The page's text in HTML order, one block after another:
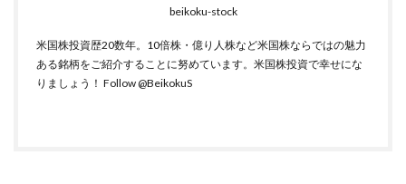
beikoku-stock
米国株投資歴20数年。10倍株・億り人株など米国株ならではの魅力
ある銘柄をご紹介することに努めています。米国株投資で幸せにな
りましょう！ Follow @BeikokuS